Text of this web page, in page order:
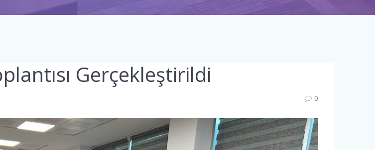
Gerçekleştirildi
0